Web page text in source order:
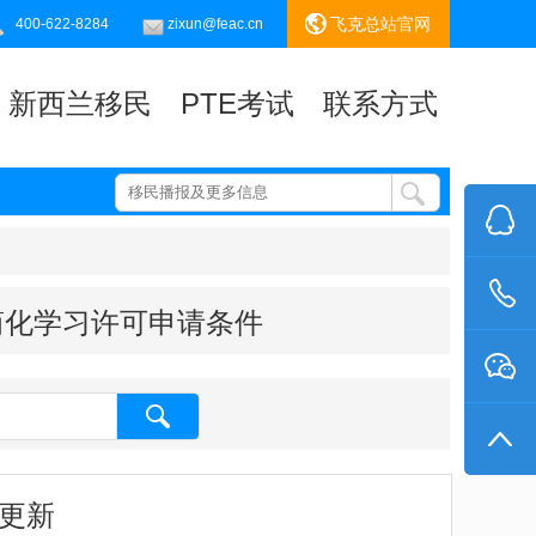
400-622-8284 zixun@feac.cn 飞克总站官网
新西兰移民 PTE考试 联系方式
学习许可申请条件
新